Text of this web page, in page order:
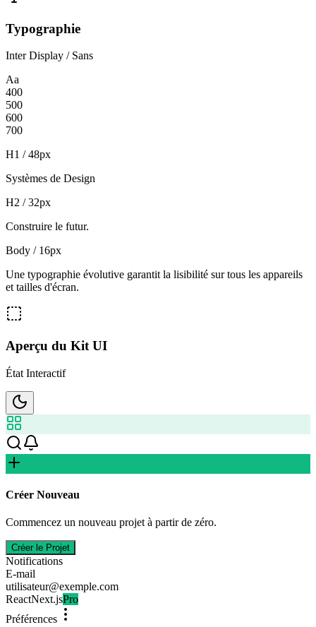
Typographie
Inter Display / Sans
Aa
400
500
600
700
H1 / 48px
Systèmes de Design
H2 / 32px
Construire le futur.
Body / 16px
Une typographie évolutive garantit la lisibilité sur tous les appareils
et tailles d'écran.
Aperçu du Kit UI
État Interactif
Créer Nouveau
Commencez un nouveau projet à partir de zéro.
Créer le Projet
Notifications
E-mail
utilisateur@exemple.com
ReactNext.jsPro
Préférences